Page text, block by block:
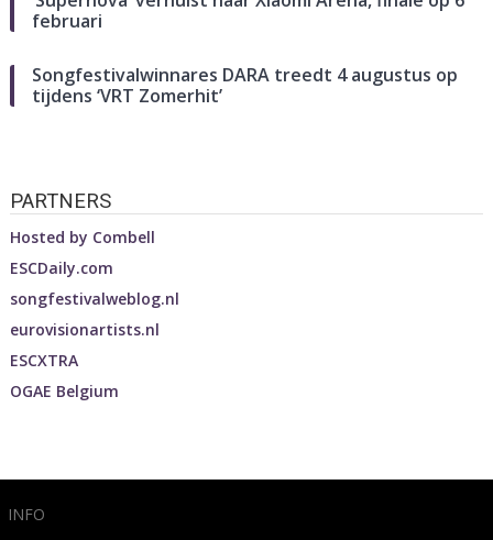
februari
Songfestivalwinnares DARA treedt 4 augustus op
tijdens ‘VRT Zomerhit’
PARTNERS
Hosted by Combell
ESCDaily.com
songfestivalweblog.nl
eurovisionartists.nl
ESCXTRA
OGAE Belgium
INFO